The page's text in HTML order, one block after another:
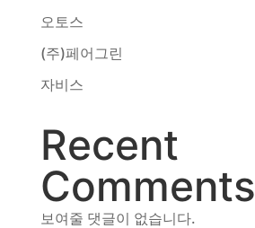
동영상 - 킷캣
오토스
(주)페어그린
자비스
Recent
Comments
보여줄 댓글이 없습니다.